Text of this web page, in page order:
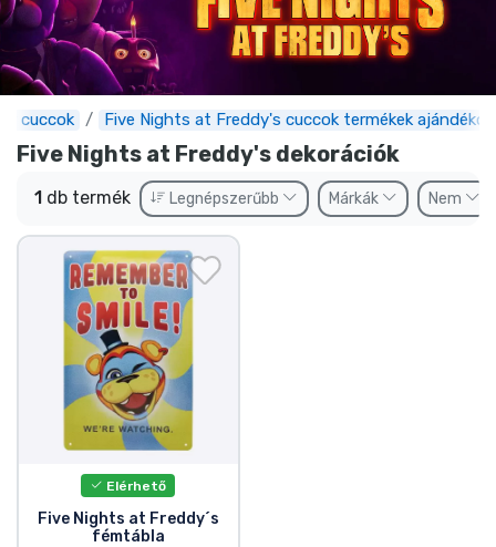
cuccok Five Nights at Freddy's cuccok termékek ajándékok
Five Nights at Freddy's dekorációk
1 db termék Legnépszerűbb Márkák Nem
Elérhető
Five Nights at Freddy´s
fémtábla
Legújabb cuccok
Akciós ajánlatok
Express szállítás
Előrendelhető cuccok
Outlet cuccok
Ajándékkártya
Szállítás és fizetés
Sorozatos cuccok
Filmes cuccok
Mesés cuccok